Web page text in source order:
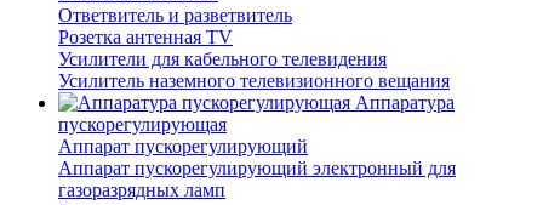
Ответвитель и разветвитель
Розетка антенная TV
Усилители для кабельного телевидения
Усилитель наземного телевизионного вещания
Аппаратура
пускорегулирующая
Аппарат пускорегулирующий
Аппарат пускорегулирующий электронный для
газоразрядных ламп